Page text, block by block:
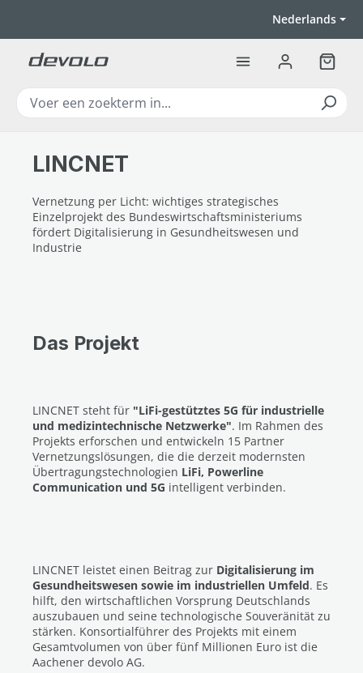
Nederlands
LINCNET
Vernetzung per Licht: wichtiges strategisches
Einzelprojekt des Bundeswirtschaftsministeriums
fördert Digitalisierung in Gesundheitswesen und
Industrie
Das Projekt
LINCNET steht für "LiFi-gestütztes 5G für industrielle
und medizintechnische Netzwerke". Im Rahmen des
Projekts erforschen und entwickeln 15 Partner
Vernetzungslösungen, die die derzeit modernsten
Übertragungstechnologien LiFi, Powerline
Communication und 5G intelligent verbinden.
LINCNET leistet einen Beitrag zur Digitalisierung im
Gesundheitswesen sowie im industriellen Umfeld. Es
hilft, den wirtschaftlichen Vorsprung Deutschlands
auszubauen und seine technologische Souveränität zu
stärken. Konsortialführer des Projekts mit einem
Gesamtvolumen von über fünf Millionen Euro ist die
Aachener devolo AG.